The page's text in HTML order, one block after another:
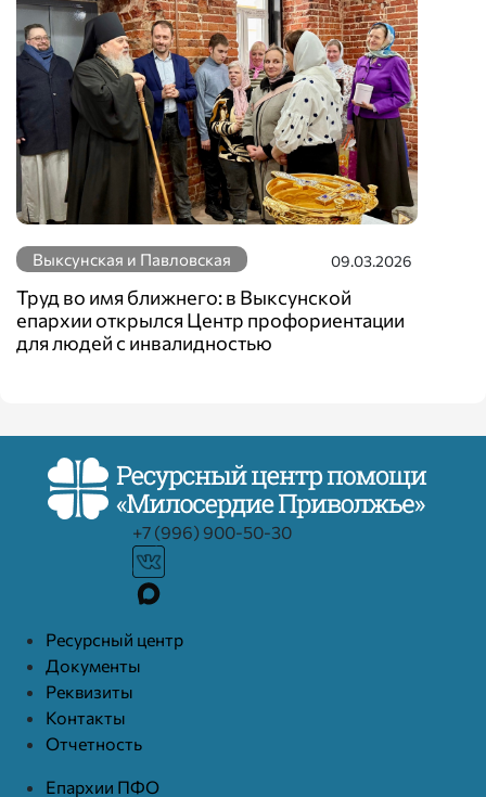
Выксунская и Павловская 09.03.2026
Труд во имя ближнего: в Выксунской
епархии открылся Центр профориентации
для людей с инвалидностью
+7 (996) 900-50-30
Ресурcный центр
Документы
Реквизиты
Контакты
Отчетность
Епархии ПФО